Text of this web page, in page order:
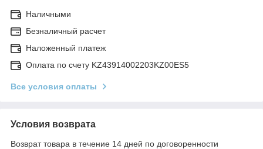
Наличными
Безналичный расчет
Наложенный платеж
Оплата по счету KZ43914002203KZ00ES5
Все условия оплаты
Условия возврата
Возврат товара в течение 14 дней по договоренности